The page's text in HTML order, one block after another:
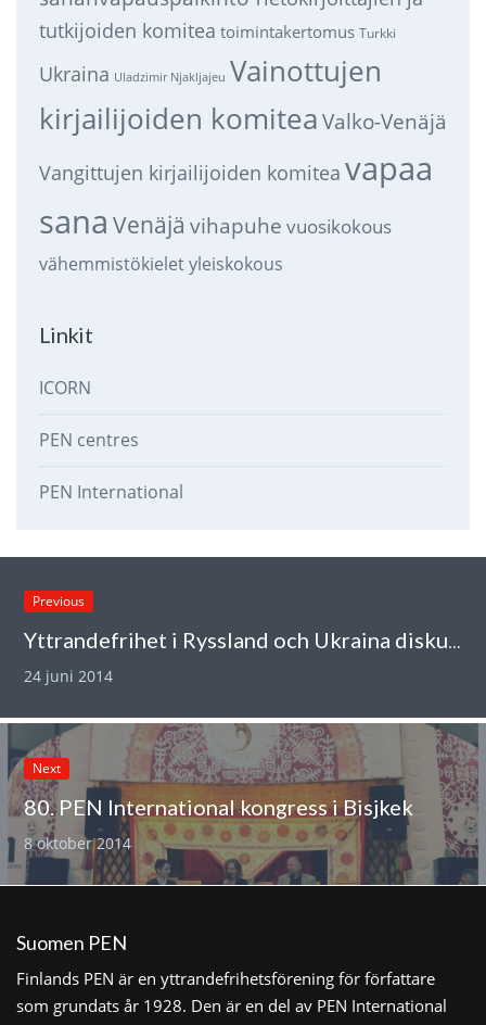
tutkijoiden komitea toimintakertomus Turkki
Ukraina Uladzimir Njakljajeu Vainottujen
kirjailijoiden komitea Valko-Venäjä
Vangittujen kirjailijoiden komitea vapaa
sana Venäjä vihapuhe vuosikokous
vähemmistökieletyleiskokous
Linkit
ICORN
PEN centres
PEN International
Previous
Yttrandefrihet i Ryssland och Ukraina diskuteras vid PEN-seminariet i Stockholm
24 juni 2014
Next
80. PEN International kongress i Bisjkek
8 oktober 2014
Suomen PEN
Finlands PEN är en yttrandefrihetsförening för författare
som grundats år 1928. Den är en del av PEN International